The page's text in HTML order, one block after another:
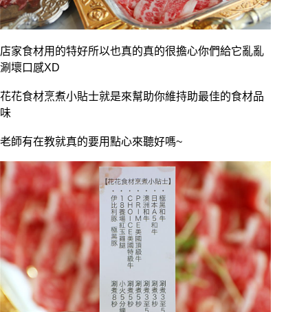
店家食材用的特好所以也真的真的很擔心你們給它亂亂
涮壞口感XD
花花食材烹煮小貼士就是來幫助你維持助最佳的食材品
味
老師有在教就真的要用點心來聽好嗎~